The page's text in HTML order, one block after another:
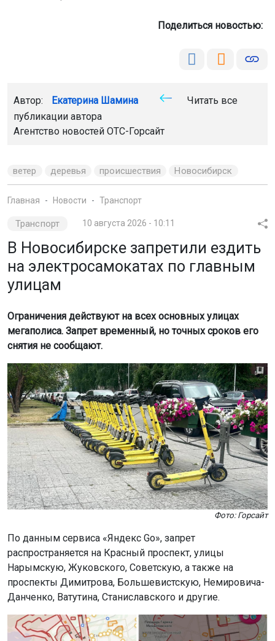
Поделиться новостью:
Автор: Екатерина Шамина
Читать все
публикации автора
Агентство новостей ОТС-Горсайт
ветер деревья происшествия Новосибирск
Главная Новости Транспорт
Транспорт 10 августа 2026 - 10:11
В Новосибирске запретили ездить
на электросамокатах по главным
улицам
Ограничения действуют на всех основных улицах
мегаполиса. Запрет временный, но точных сроков его
снятия не сообщают.
Фото: Горсайт
По данным сервиса «Яндекс Go», запрет
распространяется на Красный проспект, улицы
Нарымскую, Жуковского, Советскую, а также на
проспекты Димитрова, Большевистскую, Немировича-
Данченко, Ватутина, Станиславского и другие.